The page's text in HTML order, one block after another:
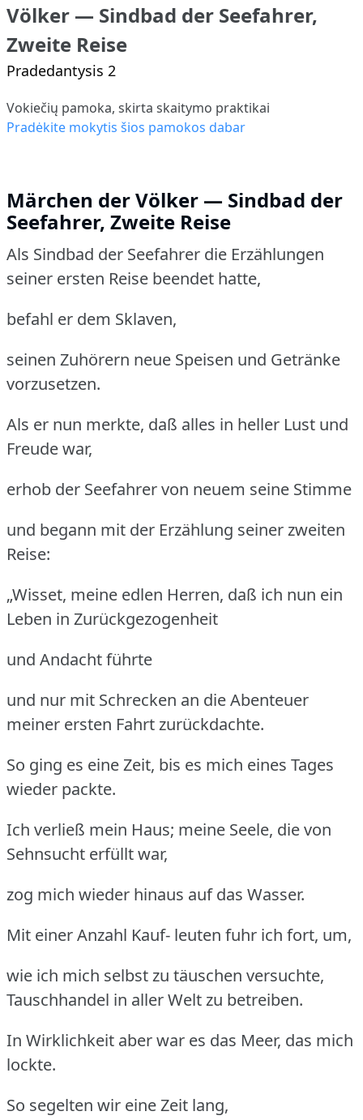
Völker — Sindbad der Seefahrer,
Zweite Reise
Pradedantysis 2
Vokiečių pamoka, skirta skaitymo praktikai
Pradėkite mokytis šios pamokos dabar
Märchen der Völker — Sindbad der
Seefahrer, Zweite Reise
Als Sindbad der Seefahrer die Erzählungen
seiner ersten Reise beendet hatte,
befahl er dem Sklaven,
seinen Zuhörern neue Speisen und Getränke
vorzusetzen.
Als er nun merkte, daß alles in heller Lust und
Freude war,
erhob der Seefahrer von neuem seine Stimme
und begann mit der Erzählung seiner zweiten
Reise:
„Wisset, meine edlen Herren, daß ich nun ein
Leben in Zurückgezogenheit
und Andacht führte
und nur mit Schrecken an die Abenteuer
meiner ersten Fahrt zurückdachte.
So ging es eine Zeit, bis es mich eines Tages
wieder packte.
Ich verließ mein Haus; meine Seele, die von
Sehnsucht erfüllt war,
zog mich wieder hinaus auf das Wasser.
Mit einer Anzahl Kauf- leuten fuhr ich fort, um,
wie ich mich selbst zu täuschen versuchte,
Tauschhandel in aller Welt zu betreiben.
In Wirklichkeit aber war es das Meer, das mich
lockte.
So segelten wir eine Zeit lang,